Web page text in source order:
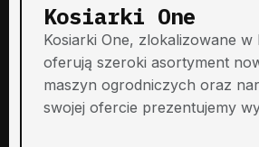
Kosiarki One
Kosiarki One, zlokalizowane w
oferują szeroki asortyment
maszyn ogrodniczych oraz
swojej ofercie prezentujemy